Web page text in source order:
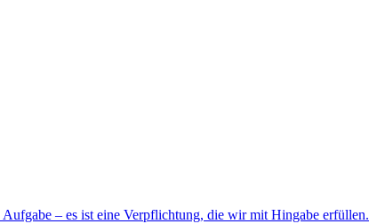
– es ist eine Verpflichtung, die wir mit Hingabe erfüllen.